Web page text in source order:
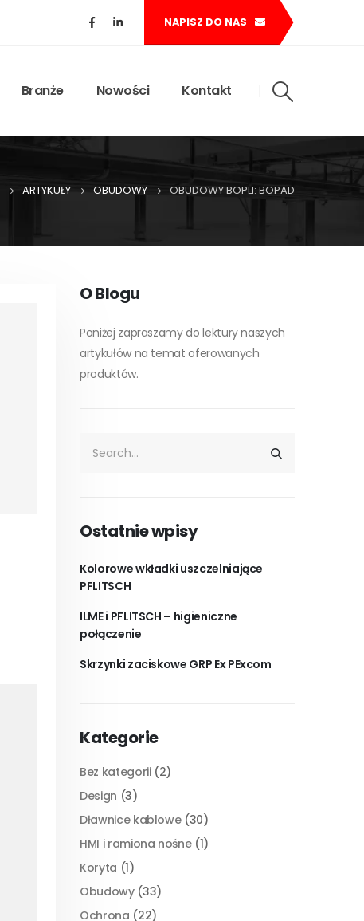
NAPISZ DO NAS
Branże Nowości Kontakt
ARTYKUŁY OBUDOWY OBUDOWY BOPLI: BOPAD
O Blogu
Poniżej zapraszamy do lektury naszych
artykułów na temat oferowanych
produktów.
Ostatnie wpisy
Kolorowe wkładki uszczelniające
PFLITSCH
ILME i PFLITSCH – higieniczne
połączenie
Skrzynki zaciskowe GRP Ex PExcom
Kategorie
Bez kategorii(2)
Design (3)
Dławnice kablowe(30)
HMI i ramiona nośne(1)
Koryta (1)
Obudowy(33)
Ochrona (22)